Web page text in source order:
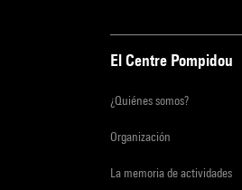
El Centre Pompidou
¿Quiénes somos?
Organización
La memoria de actividades